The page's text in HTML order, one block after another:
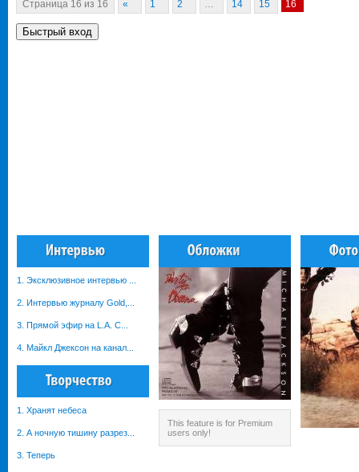
Страница 16 из 16 « 1 2 … 14 15 16
1. Эксклюзивное интервью ...
2. Интервью журналу Gold,...
3. Прямой эфир на L.A. С...
4. Майкл Джексон на канал...
1. Хранят небеса
2. А ночную тишину разрез...
3. Теперь
This feature is for Premium
users only!